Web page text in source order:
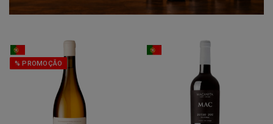
% PROMOÇÃO